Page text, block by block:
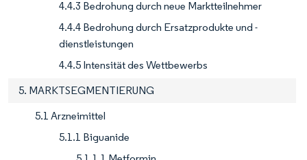
4.4.3 Bedrohung durch neue Marktteilnehmer
4.4.4 Bedrohung durch Ersatzprodukte und -
dienstleistungen
4.4.5 Intensität des Wettbewerbs
5. MARKTSEGMENTIERUNG
5.1 Arzneimittel
5.1.1 Biguanide